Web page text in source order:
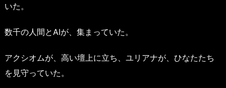
いた。
数千の人間とAIが、集まっていた。
アクシオムが、高い壇上に立ち、ユリアナが、ひなたたち
を見守っていた。